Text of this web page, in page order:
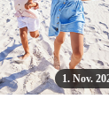
1. Nov.